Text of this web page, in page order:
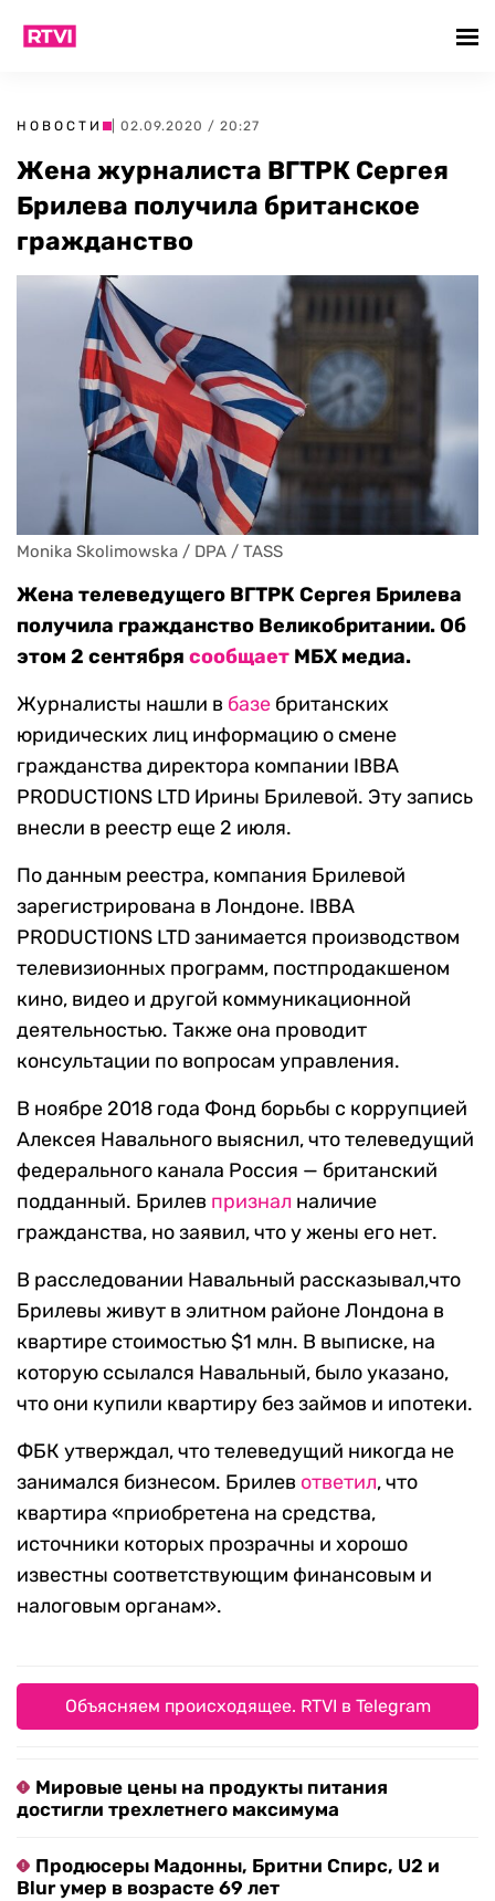
НОВОСТИ | 02.09.2020 / 20:27
Жена журналиста ВГТРК Сергея
Брилева получила британское
гражданство
Monika Skolimowska / DPA / TASS
Жена телеведущего ВГТРК Сергея Брилева
получила гражданство Великобритании. Об
этом 2 сентября сообщает МБХ медиа.
Журналисты нашли в базе британских
юридических лиц информацию о смене
гражданства директора компании IBBA
PRODUCTIONS LTD Ирины Брилевой. Эту запись
внесли в реестр еще 2 июля.
По данным реестра, компания Брилевой
зарегистрирована в Лондоне. IBBA
PRODUCTIONS LTD занимается производством
телевизионных программ, постпродакшеном
кино, видео и другой коммуникационной
деятельностью. Также она проводит
консультации по вопросам управления.
В ноябре 2018 года Фонд борьбы с коррупцией
Алексея Навального выяснил, что телеведущий
федерального канала Россия — британский
подданный. Брилев признал наличие
гражданства, но заявил, что у жены его нет.
В расследовании Навальный рассказывал,что
Брилевы живут в элитном районе Лондона в
квартире стоимостью $1 млн. В выписке, на
которую ссылался Навальный, было указано,
что они купили квартиру без займов и ипотеки.
ФБК утверждал, что телеведущий никогда не
занимался бизнесом. Брилев ответил, что
квартира «приобретена на средства,
источники которых прозрачны и хорошо
известны соответствующим финансовым и
налоговым органам».
Объясняем происходящее. RTVI в Telegram
Мировые цены на продукты питания
достигли трехлетнего максимума
Продюсеры Мадонны, Бритни Спирс, U2 и
Blur умер в возрасте 69 лет